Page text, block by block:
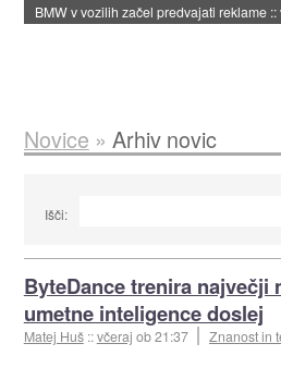
BMW v vozilih začel predvajati reklame ::
Novice » Arhiv novic
Išči:
ByteDance trenira največji
umetne inteligence doslej
Matej Huš ::včeraj ob 21:37 Znanost in